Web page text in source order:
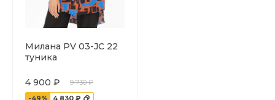
Милана PV 03-JC 22
туника
4 900 ₽
9 730 ₽